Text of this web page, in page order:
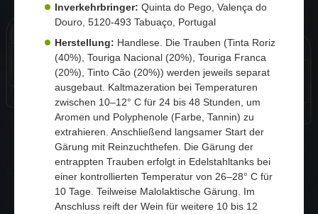
Inverkehrbringer: Quinta do Pego, Valença do
Douro, 5120-493 Tabuaço, Portugal
Herstellung: Handlese. Die Trauben (Tinta Roriz
(40%), Touriga Nacional (20%), Touriga Franca
(20%), Tinto Cão (20%)) werden jeweils separat
ausgebaut. Kaltmazeration bei Temperaturen
zwischen 10–12° C für 24 bis 48 Stunden, um
Aromen und Polyphenole (Farbe, Tannin) zu
extrahieren. Anschließend langsamer Start der
Gärung mit Reinzuchthefen. Die Gärung der
entrappten Trauben erfolgt in Edelstahltanks bei
einer kontrollierten Temperatur von 26–28° C für
10 Tage. Teilweise Malolaktische Gärung. Im
Anschluss reift der Wein für weitere 10 bis 12